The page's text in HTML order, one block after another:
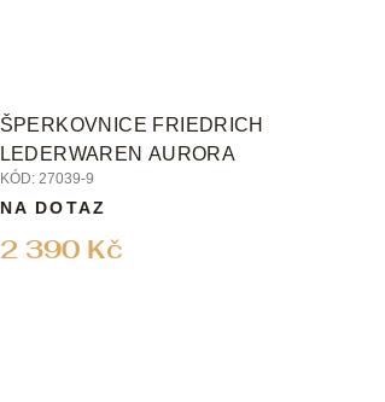
ŠPERKOVNICE FRIEDRICH
LEDERWAREN AURORA
KÓD: 27039-9
2 390 Kč
NA DOTAZ